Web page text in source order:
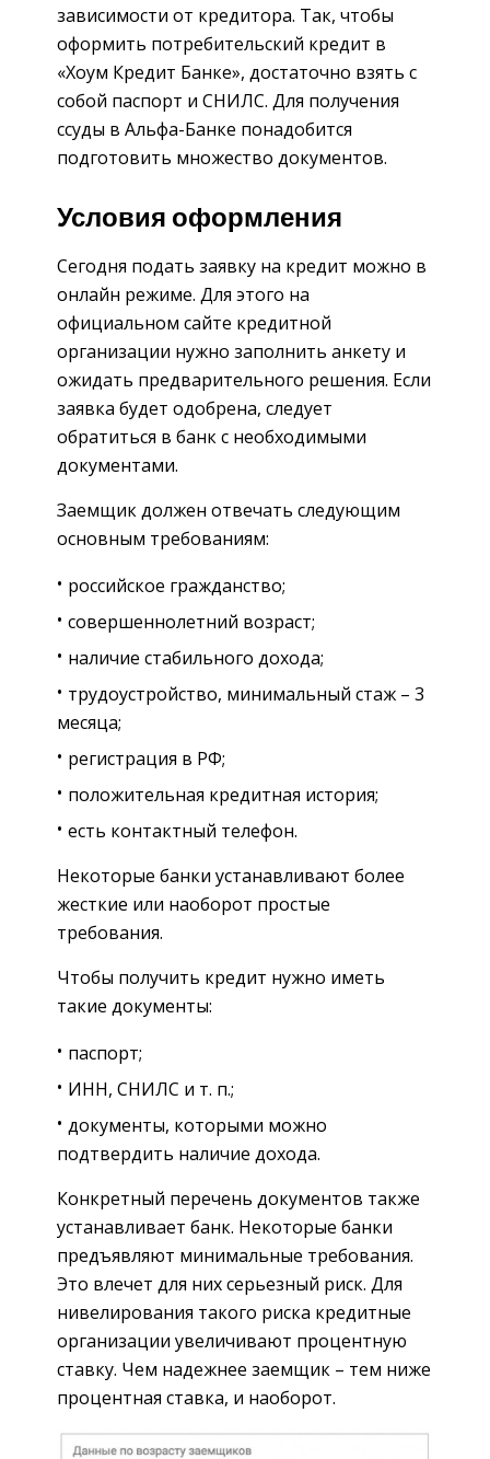
зависимости от кредитора. Так, чтобы
оформить потребительский кредит в
«Хоум Кредит Банке», достаточно взять с
собой паспорт и СНИЛС. Для получения
ссуды в Альфа-Банке понадобится
подготовить множество документов.
Условия оформления
Сегодня подать заявку на кредит можно в
онлайн режиме. Для этого на
официальном сайте кредитной
организации нужно заполнить анкету и
ожидать предварительного решения. Если
заявка будет одобрена, следует
обратиться в банк с необходимыми
документами.
Заемщик должен отвечать следующим
основным требованиям:
российское гражданство;
совершеннолетний возраст;
наличие стабильного дохода;
трудоустройство, минимальный стаж – 3
месяца;
регистрация в РФ;
положительная кредитная история;
есть контактный телефон.
Некоторые банки устанавливают более
жесткие или наоборот простые
требования.
Чтобы получить кредит нужно иметь
такие документы:
паспорт;
ИНН, СНИЛС и т. п.;
документы, которыми можно
подтвердить наличие дохода.
Конкретный перечень документов также
устанавливает банк. Некоторые банки
предъявляют минимальные требования.
Это влечет для них серьезный риск. Для
нивелирования такого риска кредитные
организации увеличивают процентную
ставку. Чем надежнее заемщик – тем ниже
процентная ставка, и наоборот.